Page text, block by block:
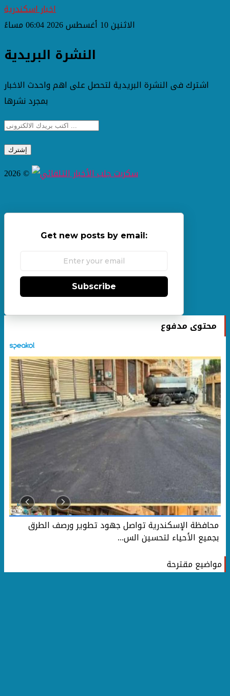
اخبار اسكندرية
الاثنين 10 أغسطس 2026 06:04 مساءً
النشرة البريدية
اشترك فى النشرة البريدية لتحصل على اهم واحدث الاخبار
بمجرد نشرها
2026 ©
Get new posts by email:
Subscribe
محتوى مدفوع
محافظة الإسكندرية تواصل جهود تطوير ورصف الطرق
بجميع الأحياء لتحسين الس...
مواضيع مقترحة